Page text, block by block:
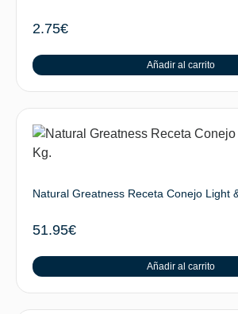
2.75€
Añadir al carrito
Natural Greatness Receta Conejo Light
51.95€
Añadir al carrito